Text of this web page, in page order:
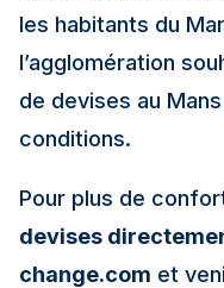
les habitants du
l’agglomération
de devises au
conditions.
Pour plus de
devises
change.com et